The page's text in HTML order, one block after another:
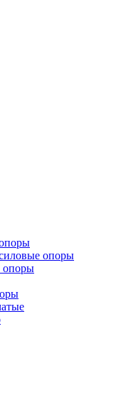
опоры
опоры